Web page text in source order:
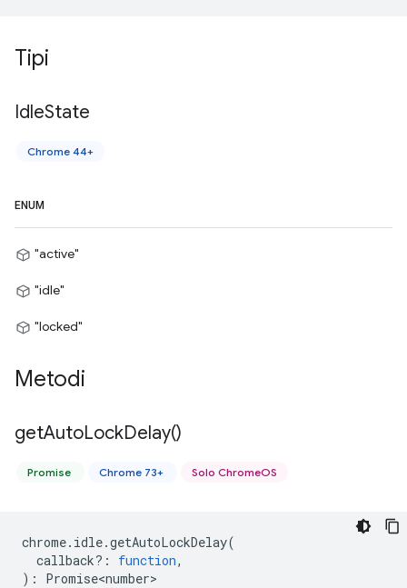
Tipi
IdleState
Chrome 44+
ENUM
"active"
"idle"
"locked"
Metodi
getAutoLockDelay()
Promise Chrome 73+ Solo ChromeOS
chrome. idle.getAutoLockDelay(
callback? : function,
) : Promise<number>